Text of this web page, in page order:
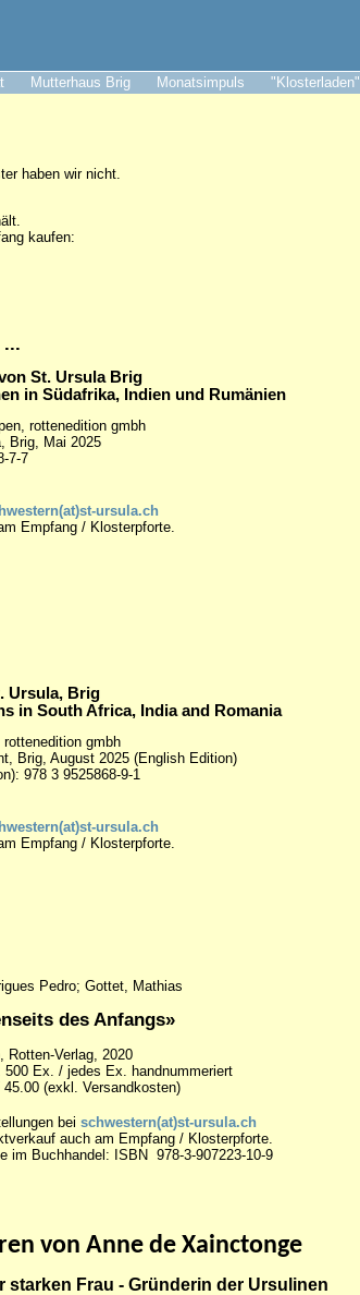
Mutterhaus Brig Monatsimpuls "Klosterladen"
haben wir nicht.
kaufen:
...
St. Ursula Brig
in Südafrika, Indien und Rumänien
rottenedition gmbh
Brig, Mai 2025
7-7
ursula.ch
Empfang / Klosterpforte.
Ursula, Brig
in South Africa, India and Romania
gmbh
Brig, August 2025 (English Edition)
978 3 9525868-9-1
ursula.ch
Empfang / Klosterpforte.
Pedro; Gottet, Mathias
des Anfangs»
Rotten-Verlag, 2020
500 Ex. / jedes Ex. handnummeriert
45.00 (exkl. Versandkosten)
bei schwestern(at)st-ursula.ch
auch am Empfang / Klosterpforte.
im Buchhandel:
ISBN 978-3-907223-10-9
von Anne de Xainctonge
starken Frau - Gründerin der Ursulinen